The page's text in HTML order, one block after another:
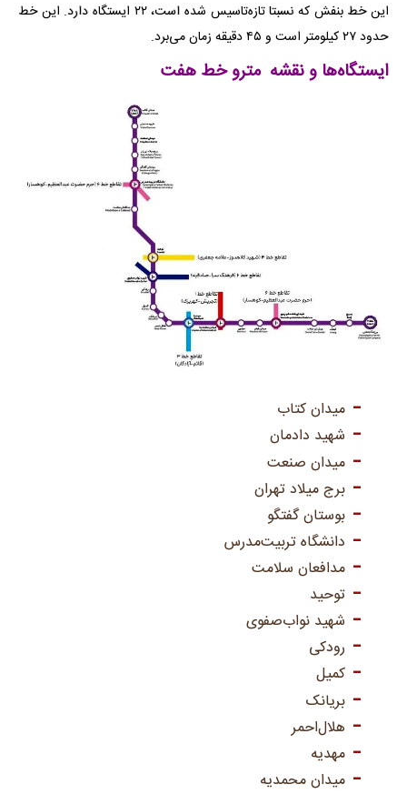
این خط بنفش که نسبتا تازه‌تاسیس شده است، ۲۲ ایستگاه دارد. این خط
حدود ۲۷ کیلومتر است و ۴۵ دقیقه زمان می‌برد.
ایستگاه‌ها و نقشه مترو خط هفت
میدان کتاب
شهید دادمان
میدان صنعت
برج میلاد تهران
بوستان گفتگو
دانشگاه تربیت‌مدرس
مدافعان سلامت
توحید
شهید نواب‌صفوی
رودکی
کمیل
بریانک
هلال‌احمر
مهدیه
میدان محمدیه